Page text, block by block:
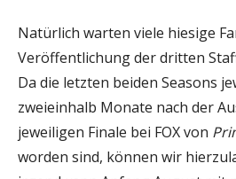
Natürlich warten viele hiesige
Veröffentlichung der dritten
Da die letzten beiden Seasons
zweieinhalb Monate nach der
jeweiligen Finale bei FOX von
worden sind, können wir